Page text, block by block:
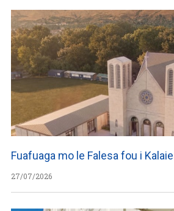
Fuafuaga mo le Falesa fou i
27/07/2026